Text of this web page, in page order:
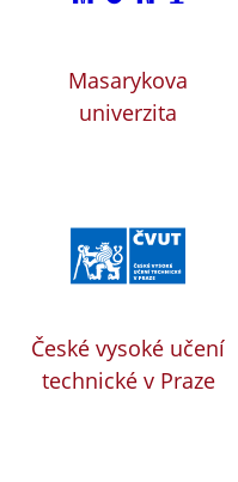
Masarykova
univerzita
České vysoké učení
technické v Praze